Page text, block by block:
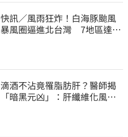
快訊／風雨狂炸！白海豚颱風
暴風圈逼進北台灣 7地區達停
滴酒不沾竟罹脂肪肝？醫師揭
「暗黑元凶」：肝纖維化風險